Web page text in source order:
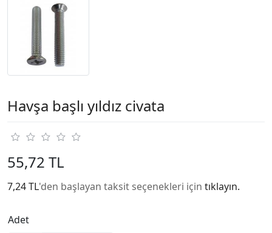
Havşa başlı yıldız civata
55,72 TL
7,24 TL'den başlayan taksit seçenekleri için tıklayın.
Adet